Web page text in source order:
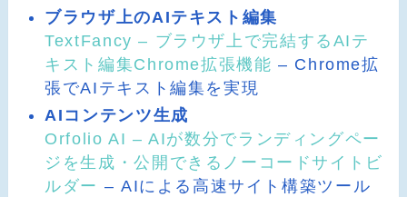
ブラウザ上のAIテキスト編集
TextFancy – ブラウザ上で完結するAIテ
キスト編集Chrome拡張機能 – Chrome拡
張でAIテキスト編集を実現
AIコンテンツ生成
Orfolio AI – AIが数分でランディングペー
ジを生成・公開できるノーコードサイトビ
ルダー – AIによる高速サイト構築ツール